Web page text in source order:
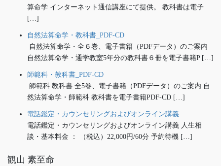
算命学 インターネット通信講座にて提供。 教科書は電子
[…]
自然法算命学・教科書_PDF-CD
自然法算命学・全６巻、電子書籍（PDFデータ）のご案内
自然法算命学・通学教室5年分の教科書６冊を電子書籍P […]
師範科・教科書_PDF-CD
師範科 教科書 全5巻、電子書籍（PDFデータ）のご案内 自
然法算命学・師範科 教科書を電子書籍PDF-CD […]
電話鑑定・カウンセリングおよびオンライン講義
電話鑑定・カウンセリングおよびオンライン講義 人生相
談・基本料金 ： （税込）22,000円/60分 予約待機 […]
観山 素至命